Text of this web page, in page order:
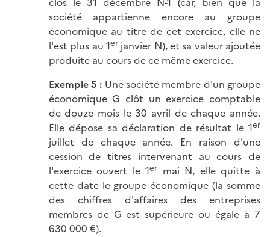
société appartienne encore au groupe
économique au titre de cet exercice, elle ne
l'est plus au 1erjanvier N), et sa valeur ajoutée
produite au cours de ce même exercice.
Exemple 5 : Une société membre d'un groupe
économique G clôt un exercice comptable
de douze mois le 30 avril de chaque année.
Elle dépose sa déclaration de résultat le 1er
juillet de chaque année. En raison d'une
cession de titres intervenant au cours de
l'exercice ouvert le 1er mai N, elle quitte à
cette date le groupe économique (la somme
des chiffres d'affaires des entreprises
membres de G est supérieure ou égale à 7
630 000 €).